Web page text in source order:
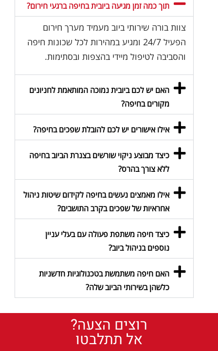
תוך כמה זמן מגיעה ביובית בחיפה ברגעי חירום?
צוות בורה שירותי ביוב מעמיד מערך חירום
הפעיל 24/7 ומגיע במהירות לכל שכונות חיפה
והסביבה לטיפול מיידי בהצפות ובסתימות.
האם יש לכם ביובית נמוכה המותאמת לחניונים
מקורים בחיפה?
אילו אישורים יש לכם להובלת שפכים בחיפה?
כיצד מבוצע ניקוי שורשים בצנרת הביוב בחיפה
ללא צורך בהרס?
אילו מאמצים נעשים בחיפה לקידום שיטות ניהול
אחראיות של שפכים בקרב התושבים?
כיצד חיפה משתפת פעולה עם בעלי עניין
נוספים בניהול ביוב?
האם חיפה משתמשת בטכנולוגיות חדשניות
כלשהן בשירותי הביוב שלה?
רוצים הצעה?
אל תתלבטו